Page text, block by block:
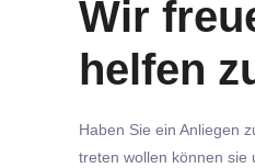
Wir
helfen
Haben Sie ein Anliegen
treten wollen können sie